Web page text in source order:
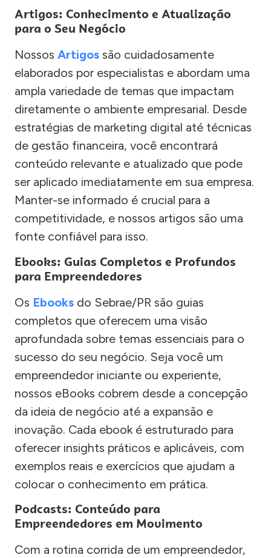
Artigos: Conhecimento e Atualização
para o Seu Negócio
Nossos Artigos são cuidadosamente
elaborados por especialistas e abordam uma
ampla variedade de temas que impactam
diretamente o ambiente empresarial. Desde
estratégias de marketing digital até técnicas
de gestão financeira, você encontrará
conteúdo relevante e atualizado que pode
ser aplicado imediatamente em sua empresa.
Manter-se informado é crucial para a
competitividade, e nossos artigos são uma
fonte confiável para isso.
Ebooks: Guias Completos e Profundos
para Empreendedores
Os Ebooks do Sebrae/PR são guias
completos que oferecem uma visão
aprofundada sobre temas essenciais para o
sucesso do seu negócio. Seja você um
empreendedor iniciante ou experiente,
nossos eBooks cobrem desde a concepção
da ideia de negócio até a expansão e
inovação. Cada ebook é estruturado para
oferecer insights práticos e aplicáveis, com
exemplos reais e exercícios que ajudam a
colocar o conhecimento em prática.
Podcasts: Conteúdo para
Empreendedores em Movimento
Com a rotina corrida de um empreendedor,